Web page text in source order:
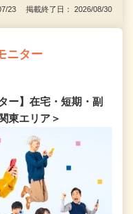
23 掲載終了日： 2026/08/30
ニター
ー】在宅・短期・副
東エリア＞